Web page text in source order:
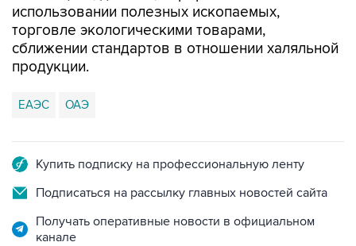
использовании полезных ископаемых,
торговле экологическими товарами,
сближении стандартов в отношении халяльной
продукции.
ЕАЭС ОАЭ
Купить подписку на профессиональную ленту
Подписаться на рассылку главных новостей сайта
Получать оперативные новости в официальном
канале